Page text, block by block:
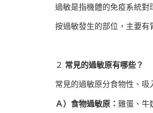
過敏是指機體的免疫系統對
按過敏發生的部位，主要有
２ 常見的過敏原有哪些？
常見的過敏原分食物性、吸
Ａ）食物過敏原： 雞蛋、牛